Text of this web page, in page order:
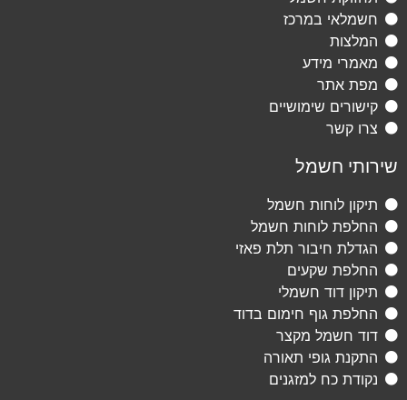
חשמלאי במרכז
המלצות
מאמרי מידע
מפת אתר
קישורים שימושיים
צרו קשר
שירותי חשמל
תיקון לוחות חשמל
החלפת לוחות חשמל
הגדלת חיבור תלת פאזי
החלפת שקעים
תיקון דוד חשמלי
החלפת גוף חימום בדוד
דוד חשמל מקצר
התקנת גופי תאורה
נקודת כח למזגנים